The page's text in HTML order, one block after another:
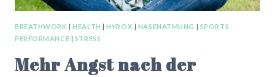
BREATHWORK |HEALTH |HYROX | NASENATMUNG | SPORTS
PERFORMANCE | STRESS
Mehr Angst nach der